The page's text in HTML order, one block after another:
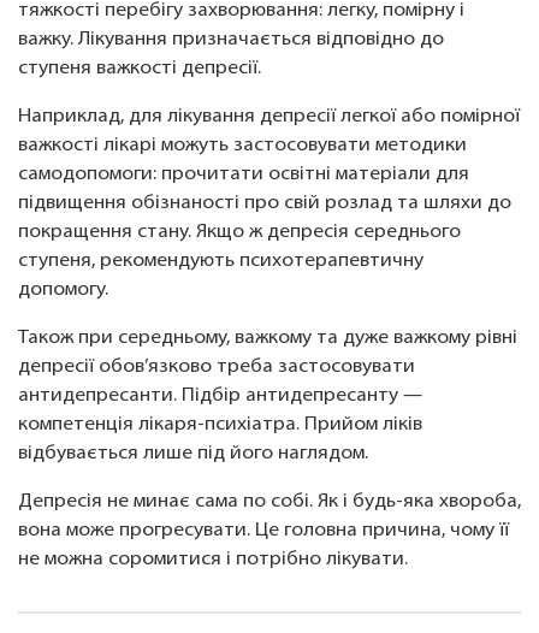
тяжкості перебігу захворювання: легку, помірну і
важку. Лікування призначається відповідно до
ступеня важкості депресії.
Наприклад, для лікування депресії легкої або помірної
важкості лікарі можуть застосовувати методики
самодопомоги: прочитати освітні матеріали для
підвищення обізнаності про свій розлад та шляхи до
покращення стану. Якщо ж депресія середнього
ступеня, рекомендують психотерапевтичну
допомогу.
Також при середньому, важкому та дуже важкому рівні
депресії обов’язково треба застосовувати
антидепресанти. Підбір антидепресанту —
компетенція лікаря-психіатра. Прийом ліків
відбувається лише під його наглядом.
Депресія не минає сама по собі. Як і будь-яка хвороба,
вона може прогресувати. Це головна причина, чому її
не можна соромитися і потрібно лікувати.